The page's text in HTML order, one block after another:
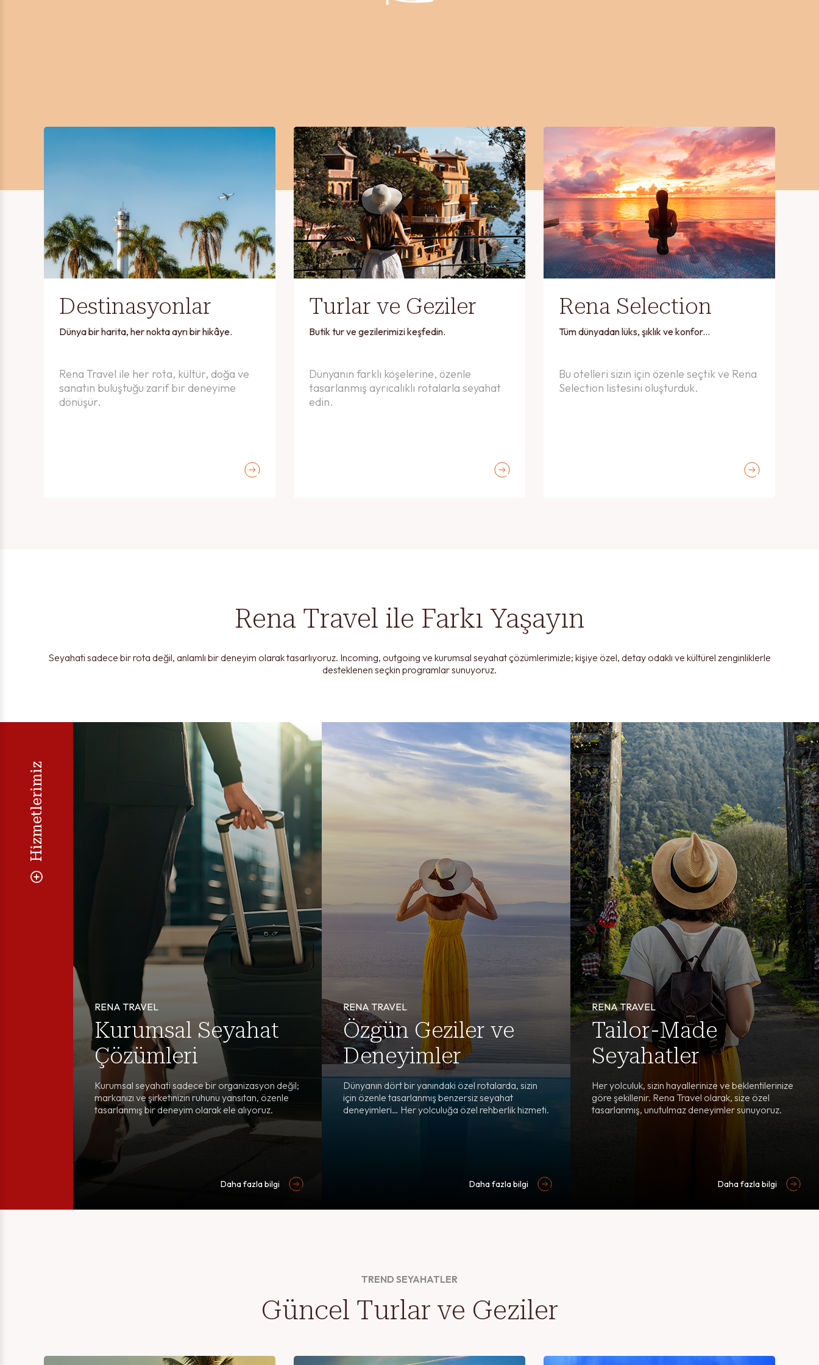
Destinasyonlar
Dünya bir harita, her nokta ayrı bir hikâye.
Rena Travel ile her rota, kültür, doğa ve
sanatın buluştuğu zarif bir deneyime
dönüşür.
Turlar ve Geziler
Butik tur ve gezilerimizi keşfedin.
Dünyanın farklı köşelerine, özenle
tasarlanmış ayrıcalıklı rotalarla seyahat
edin.
Rena Selection
Tüm dünyadan lüks, şıklık ve konfor...
Bu otelleri sizin için özenle seçtik ve Rena
Selection listesini oluşturduk.
Rena Travel ile Farkı Yaşayın
Seyahati sadece bir rota değil, anlamlı bir deneyim olarak tasarlıyoruz. Incoming, outgoing ve kurumsal seyahat çözümlerimizle; kişiye özel, detay odaklı ve kültürel zenginliklerle
desteklenen seçkin programlar sunuyoruz.
Hizmetlerimiz
RENA TRAVEL
Kurumsal Seyahat
Çözümleri
Kurumsal seyahati sadece bir organizasyon değil;
markanızı ve şirketinizin ruhunu yansıtan, özenle
tasarlanmış bir deneyim olarak ele alıyoruz.
Daha fazla bilgi
RENA TRAVEL
Özgün Geziler ve
Deneyimler
Dünyanın dört bir yanındaki özel rotalarda, sizin
için özenle tasarlanmış benzersiz seyahat
deneyimleri… Her yolculuğa özel rehberlik hizmeti.
Daha fazla bilgi
RENA TRAVEL
Tailor-Made
Seyahatler
Her yolculuk, sizin hayallerinize ve beklentilerinize
göre şekillenir. Rena Travel olarak, size özel
tasarlanmış, unutulmaz deneyimler sunuyoruz.
Daha fazla bilgi
TREND SEYAHATLER
Güncel Turlar ve Geziler
Kayıt Formu